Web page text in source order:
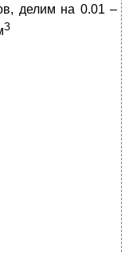
делим на 0.01 –
З